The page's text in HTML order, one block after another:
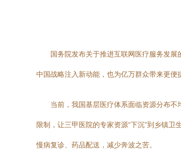
国务院发布关于推进互联网医疗服务发
中国战略注入新动能，也为亿万群众带来更便
当前，我国基层医疗体系面临资源分布
限制，让三甲医院的专家资源“下沉”到乡镇
慢病复诊、药品配送，减少奔波之苦。